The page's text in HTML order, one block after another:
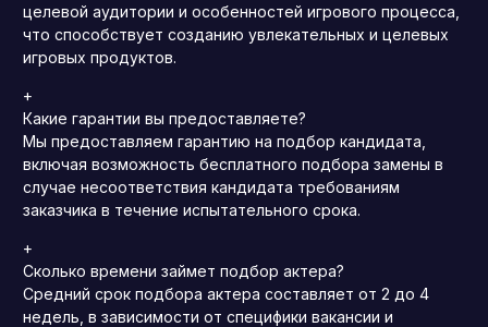
целевой аудитории и особенностей игрового процесса,
что способствует созданию увлекательных и целевых
игровых продуктов.
+
Какие гарантии вы предоставляете?
Мы предоставляем гарантию на подбор кандидата,
включая возможность бесплатного подбора замены в
случае несоответствия кандидата требованиям
заказчика в течение испытательного срока.
+
Сколько времени займет подбор актера?
Средний срок подбора актера составляет от 2 до 4
недель, в зависимости от специфики вакансии и